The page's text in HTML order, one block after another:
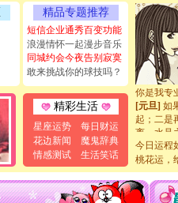
精品专题推荐
短信企业通秀百变功能
浪漫情怀一起漫步音乐
同城约会今夜告别寂寞
敢来挑战你的球技吗？
精彩生活
星座运势
每日财运
花边新闻
魔鬼辞典
情感测试
生活笑话
能正大光
天都要快
[圣诞节]
如意,快
[元旦]看
断电。爱
你是我专
[元旦]如
起；二是
离。水晶
[元旦]当
泣，这痛
卖了。水
[春节]风
颜！冬去
今日运程
桃花运，